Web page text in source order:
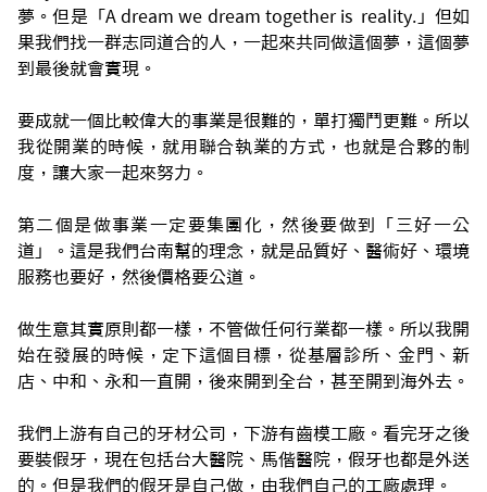
夢。但是「A dream we dream together is reality.」但如
果我們找一群志同道合的人，一起來共同做這個夢，這個夢
到最後就會實現。
要成就一個比較偉大的事業是很難的，單打獨鬥更難。所以
我從開業的時候，就用聯合執業的方式，也就是合夥的制
度，讓大家一起來努力。
第二個是做事業一定要集團化，然後要做到「三好一公
道」。這是我們台南幫的理念，就是品質好、醫術好、環境
服務也要好，然後價格要公道。
做生意其實原則都一樣，不管做任何行業都一樣。所以我開
始在發展的時候，定下這個目標，從基層診所、金門、新
店、中和、永和一直開，後來開到全台，甚至開到海外去。
我們上游有自己的牙材公司，下游有齒模工廠。看完牙之後
要裝假牙，現在包括台大醫院、馬偕醫院，假牙也都是外送
的。但是我們的假牙是自己做，由我們自己的工廠處理。